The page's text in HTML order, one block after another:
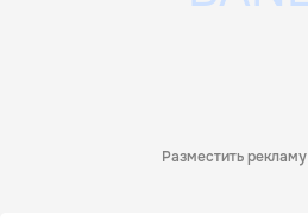
Разместить